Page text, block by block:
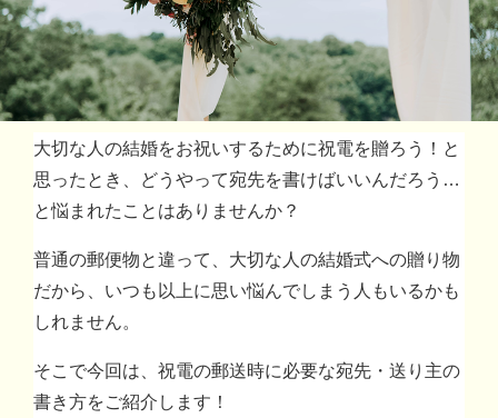
大切な人の結婚をお祝いするために祝電を贈ろう！と
思ったとき、どうやって宛先を書けばいいんだろう
と悩まれたことはありませんか？
普通の郵便物と違って、大切な人の結婚式への贈り物
だから、いつも以上に思い悩んでしまう人もいるかも
しれません。
そこで今回は、祝電の郵送時に必要な宛先・送り主の
書き方をご紹介します！